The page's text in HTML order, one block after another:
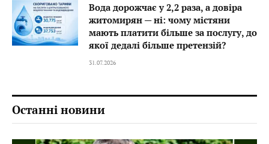
Вода дорожчає у 2,2 раза, а довіра
житомирян — ні: чому містяни
мають платити більше за послугу, до
якої дедалі більше претензій?
31.07.2026
Останні новини